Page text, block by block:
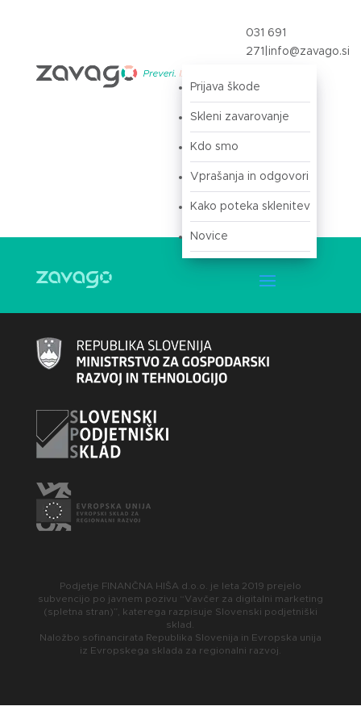
031 691
271 info@zavago.si
Prijava škode
Skleni zavarovanje
Kdo smo
Vprašanja in odgovori
Kako poteka sklenitev
Novice
Podjetje FINANČNA HIŠA d.o.o. je leta 2019 prejelo
subvencijo po javnem pozivu “Vavčer za digitalni marketing
(spletna stran)”, katerega razpisuje Slovenski podjetniški
sklad.
Naložbo sofinancirata Republika Slovenija in Evropska unija
iz Evropskega sklada za regionalni razvoj.